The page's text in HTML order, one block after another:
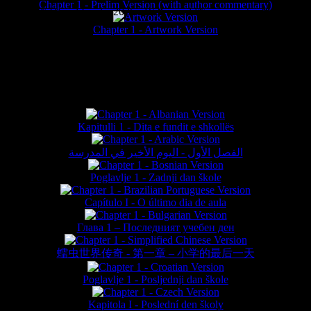
Chapter 1 - Prelim Version (with author commentary)
Chapter 1 - Artwork Version
Kapitulli 1 - Dita e fundit e shkollës
الفصل الأول - اليوم الأخير في المدرسة
Poglavlje 1 - Zadnji dan škole
Capítulo I - O último dia de aula
Глава 1 – Последният учебен ден
蠕虫世界传奇 - 第一章 – 小学的最后一天
Poglavlje 1 - Posljednji dan škole
Kapitola I - Poslední den školy
website © Daniel Lieske 2026 - Wormworld® is a registered